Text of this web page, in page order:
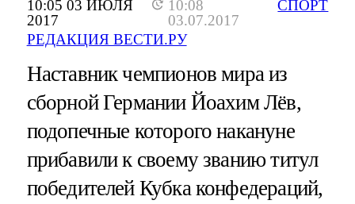
10:05 03 ИЮЛЯ
2017
10:08
03.07.2017
РЕДАКЦИЯ ВЕСТИ.РУ
СПОРТ
Наставник чемпионов мира из
сборной Германии Йоахим Лёв,
подопечные которого накануне
прибавили к своему званию титул
победителей Кубка конфедераций,